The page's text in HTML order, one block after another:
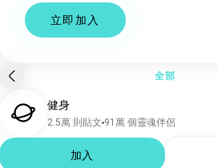
立即加入
全部
健身
2.5萬 則貼文 91萬 個靈魂伴侶
加入